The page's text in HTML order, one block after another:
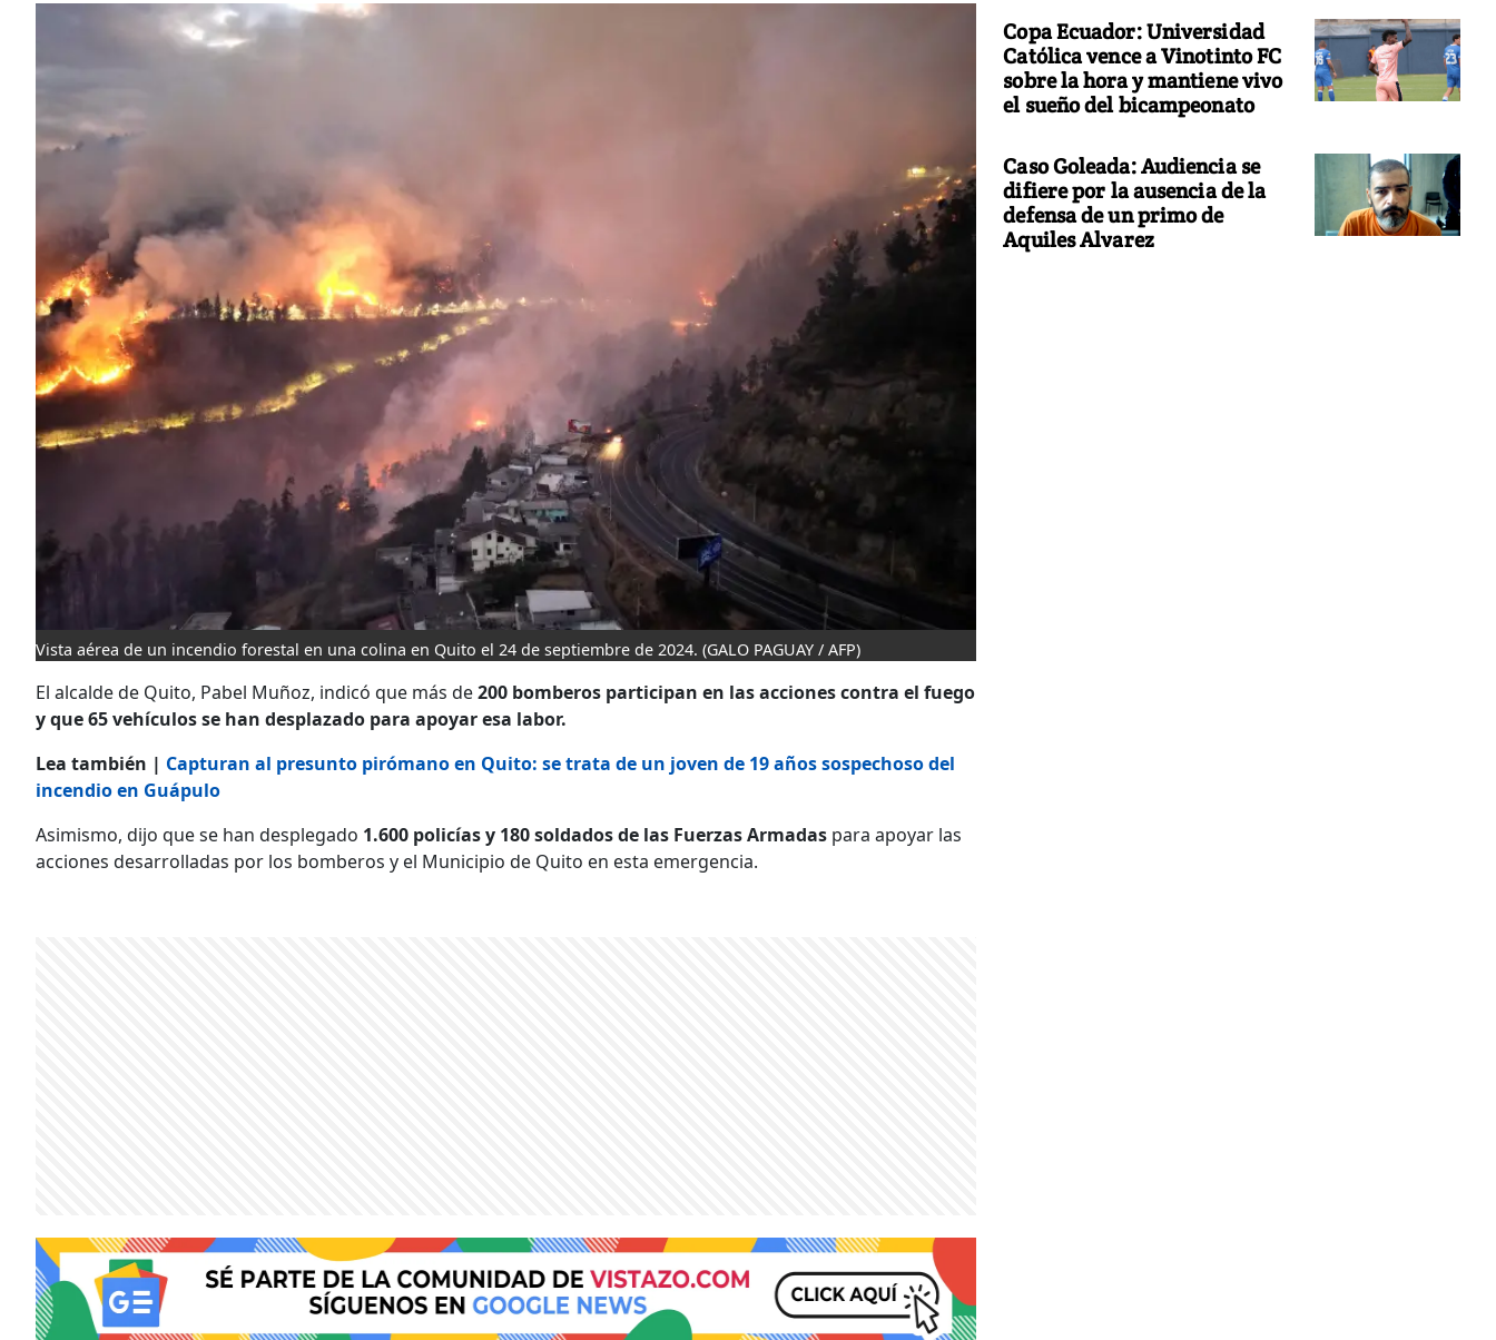
Vista aérea de un incendio forestal en una colina en Quito el 24 de septiembre de 2024. (GALO PAGUAY / AFP)
El alcalde de Quito, Pabel Muñoz, indicó que más de200 bomberos participan en las acciones contra el fuego
y que 65 vehículos se han desplazado para apoyar esa labor.
Lea también | Capturan al presunto pirómano en Quito: se trata de un joven de 19 años sospechoso del
incendio en Guápulo
Asimismo, dijo que se han desplegado 1.600 policías y 180 soldados de las Fuerzas Armadas para apoyar las
acciones desarrolladas por los bomberos y el Municipio de Quito en esta emergencia.
Copa Ecuador: Universidad
Católica vence a Vinotinto FC
sobre la hora y mantiene vivo
el sueño del bicampeonato
Caso Goleada: Audiencia se
difiere por la ausencia de la
defensa de un primo de
Aquiles Alvarez